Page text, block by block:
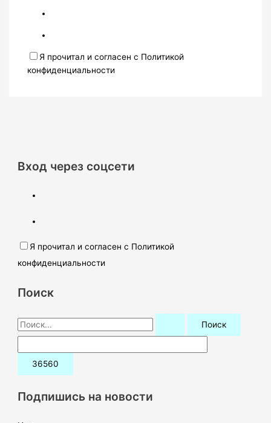
Я прочитал и согласен с Политикой
конфиденциальности
Вход через соцсети
Я прочитал и согласен с Политикой
конфиденциальности
Поиск
П
о
и
:Подпишись на новости